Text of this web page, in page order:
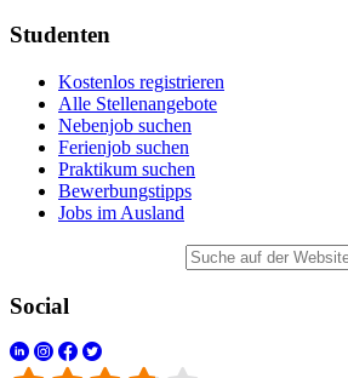
Studenten
Kostenlos registrieren
Alle Stellenangebote
Nebenjob suchen
Ferienjob suchen
Praktikum suchen
Bewerbungstipps
Jobs im Ausland
Social